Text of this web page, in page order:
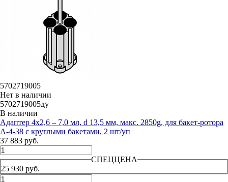
5702719005
Нет в наличии
5702719005ду
В наличии
Адаптер 4х2,6 – 7,0 мл, d 13,5 мм, макс. 2850g, для бакет-ротора
А-4-38 с круглыми бакетами, 2 шт/уп
37 883 руб.
СПЕЦЦЕНА
25 930 руб.